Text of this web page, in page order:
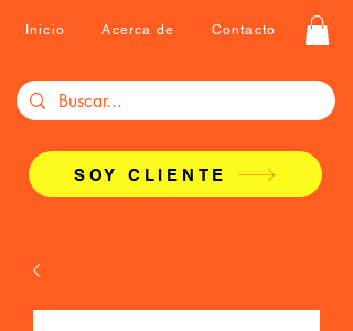
Inicio Acerca de Contacto
SOY CLIENTE